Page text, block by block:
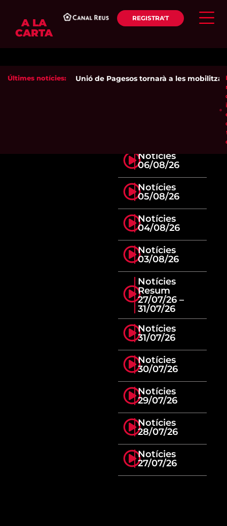
A LA
CARTA
REGISTRA'T
Últimes notícies: Unió de Pagesos tornarà a les
Notícies
06/08/26
Notícies
05/08/26
Notícies
04/08/26
Notícies
03/08/26
Notícies
Resum
27/07/26 –
31/07/26
Notícies
31/07/26
Notícies
30/07/26
Notícies
29/07/26
Notícies
28/07/26
Notícies
27/07/26